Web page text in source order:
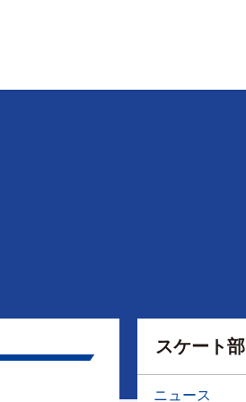
スケート部
ニュース